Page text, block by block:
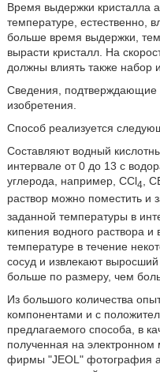
Время выдержки кристалла
температуре, естественно,
больше время выдержки,
вырасти кристалл. На
должны влиять также набор
Сведения, подтверждающие
изобретения.
Способ реализуется
Составляют водный
интервале от 0 до 13 с
углерода, например, CCl4 ,
раствор можно поместить и
заданной температуры в
кипения водного раствора
температуре в течение
сосуд и извлекают
больше по размеру, чем
Из большого количества
компонентами и с
предлагаемого способа, в
полученная на электронном
фирмы "JEOL" фотография